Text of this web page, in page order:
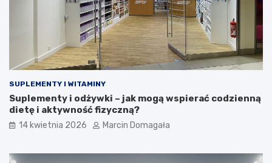
SUPLEMENTY I WITAMINY
Suplementy i odżywki – jak mogą wspierać codzienną
dietę i aktywność fizyczną?
14 kwietnia 2026 Marcin Domagała